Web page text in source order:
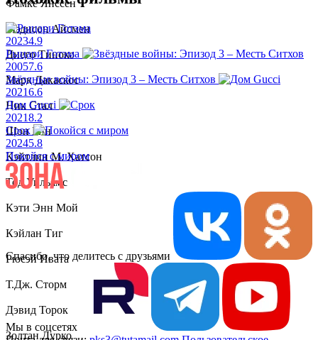
Фамке Янссен
Мэдисон Айсмен
Диего Тиноко
Марк Дакаскос
Ник Стал
Шон Бин
Кэйтлин М. Хатсон
Тод Уильямс
Кэти Энн Мой
Кэйлан Тиг
Рюсэй Ивата
Т.Дж. Сторм
Дэвид Торок
Золтан Дурко
20234.9
Рыцари Готэма
20057.6
Звёздные войны: Эпизод 3 – Месть Ситхов
20216.6
Дом Gucci
20218.2
Срок
20245.8
Покойся с миром
Спасибо, что делитесь с друзьями
Мы в соцсетях